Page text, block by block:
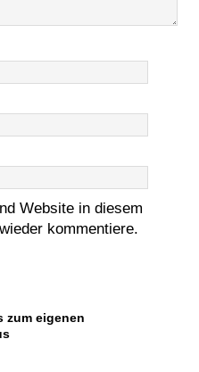
Website in diesem
kommentiere.
zum eigenen